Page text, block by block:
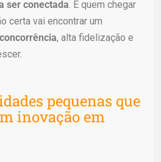
ser conectada . E quem chegar
certa vai encontrar um
, alta fidelização e
pequenas que
inovação em